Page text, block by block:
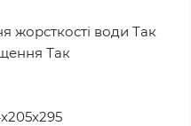
жорсткості води Так
Так